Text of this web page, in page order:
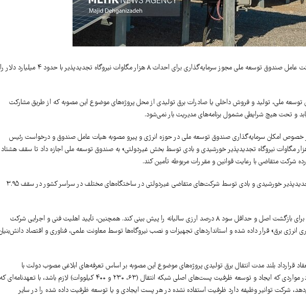
شورای اقتصاد به استناد مجوز رهبر انقلاب و پیرو مصوبه هیئت عامل صندوق توسعه ملی مجوز سرمایه‌گذاری برای احداث ۸ هزار مگاوات نیروگاه تجدیدپذیر با حدود ۴ میلیارد دلار را
توسعه ملی، تولید و فروش داخلی یا صادرات برق تولیدی از محل پروژه‌های موضوع این مصوبه که از طریق مشارکت
و تحت هیچ شرایطی مشمول برنامه‌های مدیریت بار نمی‌شود.
خصوص امکان سرمایه‌گذاری صندوق توسعه ملی در حوزه انرژی و پیرو مصوبه هیات عامل صندوق و درخواست رئیس
عامل برای مشارکت در سرمایه‌گذاری «طرح احداث ۸ هزار مگاوات نیروگاه تجدیدپذیر خورشیدی و بادی توسط بخش غیردولتی» به صندوق توسعه ملی اجازه داد تا سقف هشتاد
هدف از اجرای این مصوبه، احداث ۸ هزار مگاوات نیروگاه تجدیدپذیر خورشیدی و بادی توسط شرکت‌های متقاضی غیردولتی در ساختگاه‌های مختلف در سراسر کشور در سقف ۳.۹۵
بر اساس این مصوبه، صندوق توسعه ملی باید تمهیدات لازم برای بازگشت اصل و حداقل سود ۸ درصد ارزی سالیانه را پیش بینی کند. همچنین، تأیید اهلیت فنی و اجرایی شرکت
انرژی برق» قرار داده شده و استانداردهای تجهیزات و نصب نیروگاه‌ها توسط معاونت علمی، فناوری و اقتصاد
قرارداد بلند مدت انتقال برق تولیدی پروژه‌های موضوع این مصوبه بر اساس تعرفه‌های ابلاغی مصوب دولت با
تولیدکنندگان و عرضه‌کنندگان نیروگاه‌های تجدیدپذیر است. در مواردی که ایجاد و توسعه ظرفیت پست‌های اصلی شبکه انتقال (۶۳، ۲۳۰ و ۴۰۰ کیلووات) لازم باشد، با تعهدنامه‌ای که
شرکت توانیر وظیفه دارد ظرفیت استفاده نشده در هر پست ایجادی و یا توسعه ظرفیت داده شده را در سایر